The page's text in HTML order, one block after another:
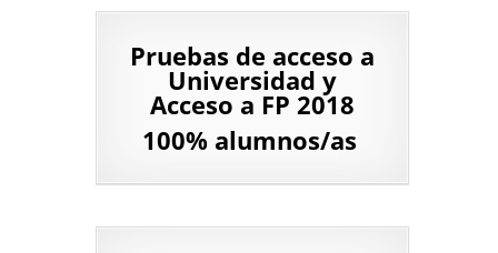
Pruebas de acceso a
Universidad y
Acceso a FP 2018
100% alumnos/as